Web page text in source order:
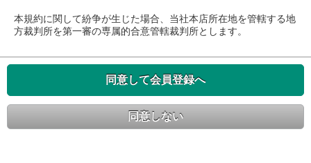
本規約に関して紛争が生じた場合、当社本店所在地を管轄する地
方裁判所を第一審の専属的合意管轄裁判所とします。
同意して会員登録へ
同意しない